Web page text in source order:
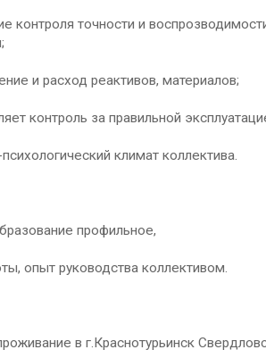
контроля точности и
и расход реактивов, материалов;
контроль за правильной
климат коллектива.
профильное,
опыт руководства коллективом.
в г.Краснотурьинск